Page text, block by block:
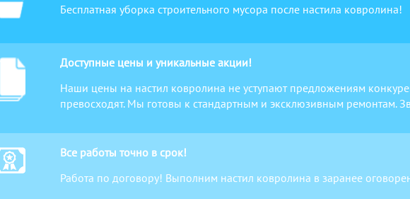
Бесплатная уборка строительного мусора после настила ковролина!
Доступные цены и уникальные акции!
Наши цены на настил ковролина не уступают предложениям
превосходят. Мы готовы к стандартным и эксклюзивным ремонтам.
Все работы точно в срок!
Работа по договору! Выполним настил ковролина в заранее